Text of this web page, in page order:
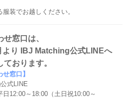
装でお越しください。
窓口は、
より IBJ Matching公式LINEへ
ております。
せ窓口】
式LINE
日12:00～18:00（土日祝10:00～